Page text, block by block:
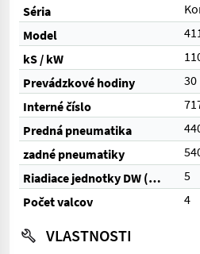
Séria
Model
kS / kW
Prevádzkové hodiny
30
Interné číslo
Predná pneumatika
zadné pneumatiky
Riadiace jednotky DW (celkom)
5
Počet valcov
4
VLASTNOSTI